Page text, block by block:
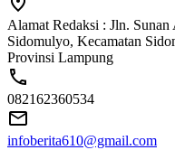
Alamat Redaksi : Jln.
Sidomulyo, Kecamatan
Provinsi Lampung
082162360534
infoberita610@gmail.com